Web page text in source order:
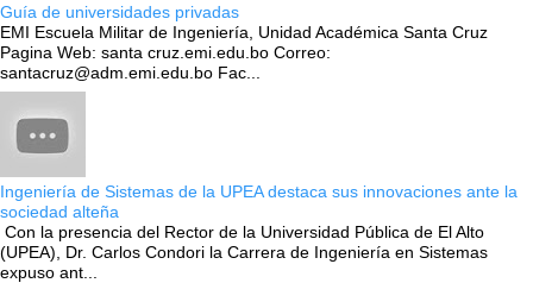
Guía de universidades privadas
EMI Escuela Militar de Ingeniería, Unidad Académica Santa Cruz
Pagina Web: santa cruz.emi.edu.bo Correo:
santacruz@adm.emi.edu.bo Fac...
Ingeniería de Sistemas de la UPEA destaca sus innovaciones ante la
sociedad alteña
Con la presencia del Rector de la Universidad Pública de El Alto
(UPEA), Dr. Carlos Condori la Carrera de Ingeniería en Sistemas
expuso ant...